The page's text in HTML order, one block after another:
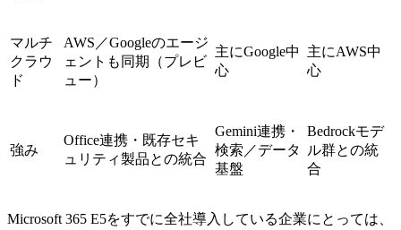
マルチ
クラウ
ド
AWS／Googleのエージ
ェントも同期（プレビ
ュー）
主にGoogle中
心
主にAWS中
心
強み
Office連携・既存セキ
ュリティ製品との統合
Gemini連携・
検索／データ
基盤
Bedrockモデ
ル群との統
合
Microsoft 365 E5をすでに全社導入している企業にとっては、